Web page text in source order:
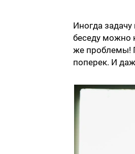
Иногда
беседу можно
же проблемы!
поперек. И